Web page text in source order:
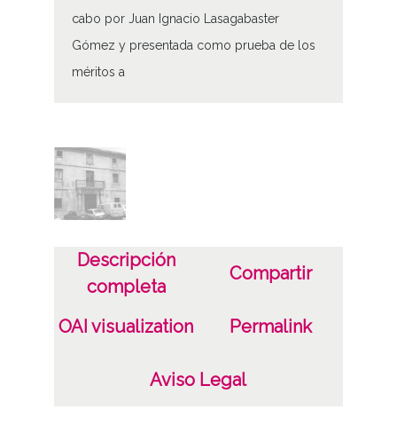
cabo por Juan Ignacio Lasagabaster
Gómez y presentada como prueba de los
méritos a
Fecha
19810701
1981 a 1982 (Atribuida)
Descripción
completa
Compartir
OAI visualization Permalink
Aviso Legal